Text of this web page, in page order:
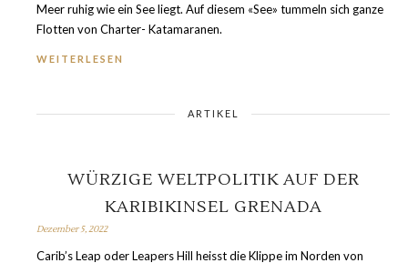
Meer ruhig wie ein See liegt. Auf diesem «See» tummeln sich ganze
Flotten von Charter- Katamaranen.
WEITERLESEN
ARTIKEL
WÜRZIGE WELTPOLITIK AUF DER
KARIBIKINSEL GRENADA
Dezember 5, 2022
Carib’s Leap oder Leapers Hill heisst die Klippe im Norden von